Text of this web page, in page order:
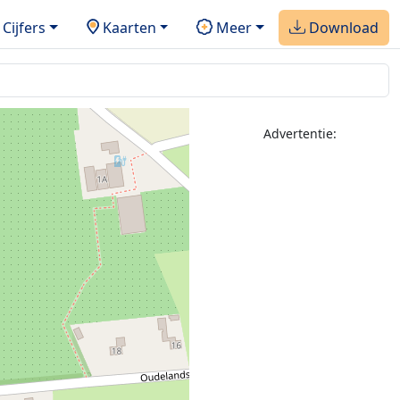
Cijfers Kaarten Meer Download
Advertentie: